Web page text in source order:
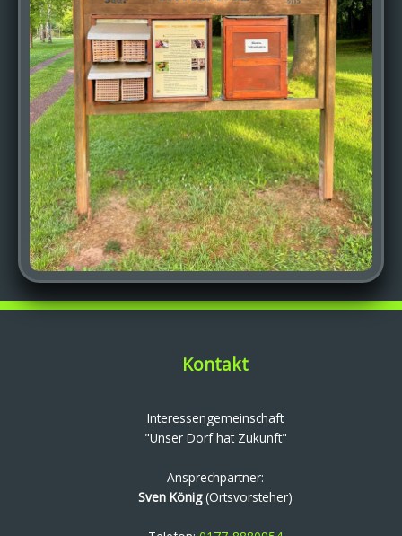
Kontakt
Interessengemeinschaft
"Unser Dorf hat Zukunft"
Ansprechpartner:
Sven König(Ortsvorsteher)